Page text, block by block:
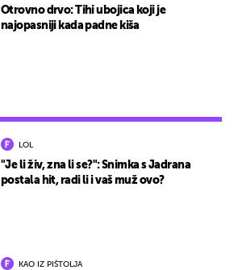
LOL
"Je li živ, zna li se?": Snimka s Jadrana
postala hit, radi li i vaš muž ovo?
KAO IZ PIŠTOLJA
Otrovno drvo: Tihi ubojica koji je
najopasniji kada padne kiša